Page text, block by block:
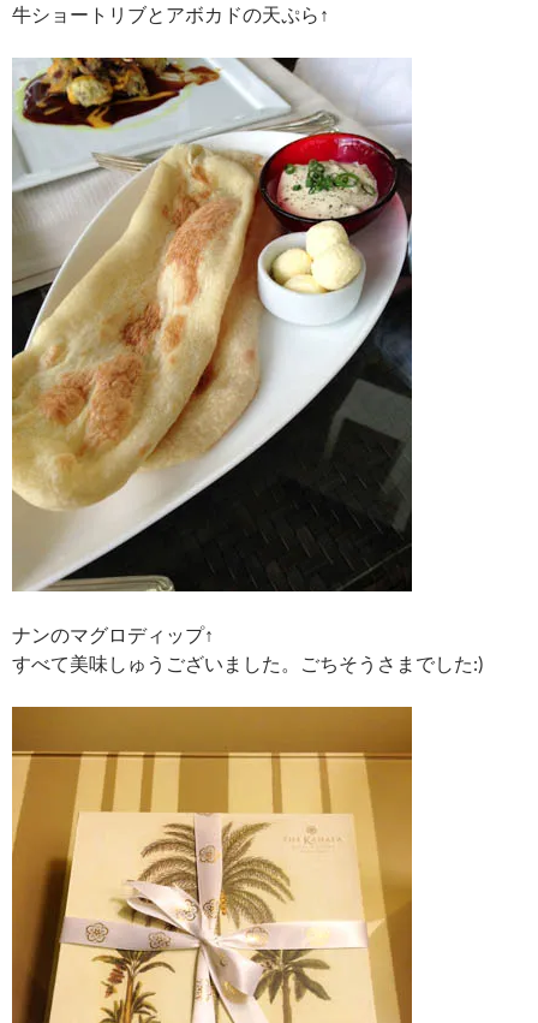
牛ショートリブとアボカドの天ぷら↑
ナンのマグロディップ↑
すべて美味しゅうございました。ごちそうさまでした:)